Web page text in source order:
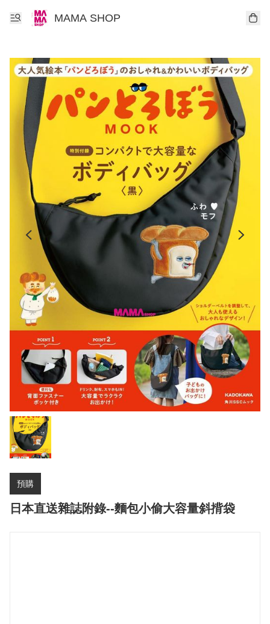
MAMA SHOP
預購
日本直送雜誌附錄--麵包小偷大容量斜揹袋